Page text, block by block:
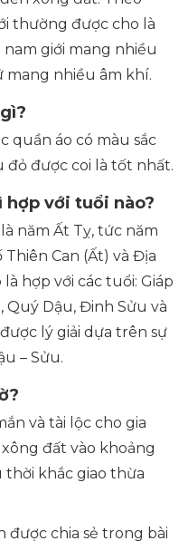
thường được cho là
giới mang nhiều
nhiều âm khí.
quần áo có màu sắc
đỏ được coi là tốt nhất.
hợp với tuổi nào?
năm Ất Tỵ, tức năm
Can (Ất) và Địa
hợp với các tuổi: Giáp
Quý Dậu, Đinh Sửu và
lý giải dựa trên sự
– Sửu.
và tài lộc cho gia
đất vào khoảng
thời khắc giao thừa
được chia sẻ trong bài